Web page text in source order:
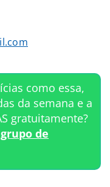
como essa,
da semana e a
gratuitamente?
de